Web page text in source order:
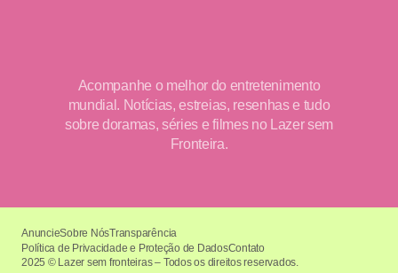
Acompanhe o melhor do entretenimento
mundial. Notícias, estreias, resenhas e tudo
sobre doramas, séries e filmes no Lazer sem
Fronteira.
2025 © Lazer sem fronteiras – Todos os direitos reservados.
AnuncieSobre NósTransparência
Política de Privacidade e Proteção de DadosContato